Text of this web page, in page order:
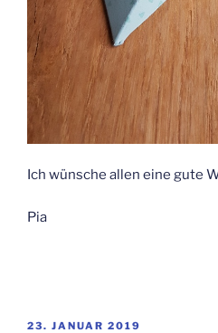
Ich wünsche allen eine gute
Pia
VERÖFFENTLICHT
23. JANUAR 2019